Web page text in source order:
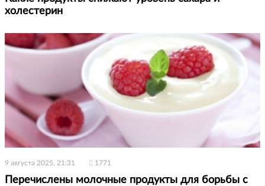
холестерин
9 августа 2025, 21:31 1771
Перечислены молочные продукты для борьбы с